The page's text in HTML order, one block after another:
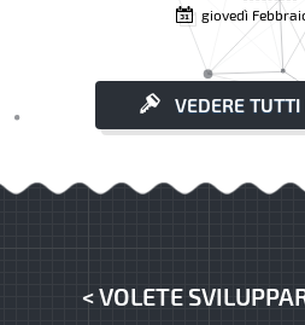
giovedì
VEDERE
<VOLETE